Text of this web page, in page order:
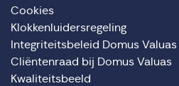
Cookies
Klokkenluidersregeling
Integriteitsbeleid Domus Valuas
Cliëntenraad bij Domus Valuas
Kwaliteitsbeeld